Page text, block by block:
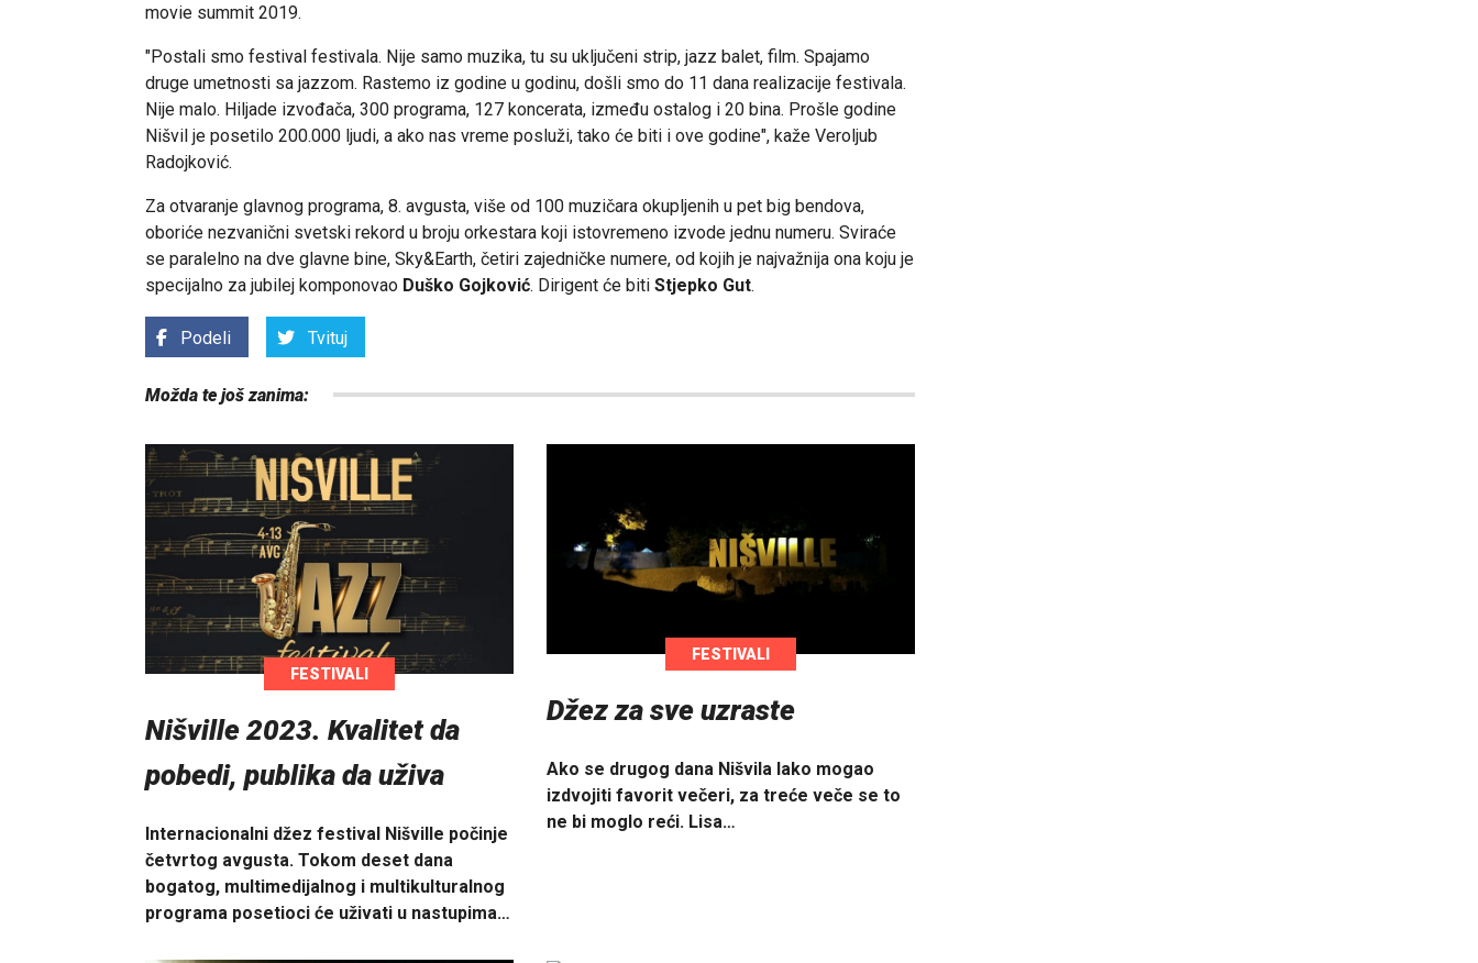
movie summit 2019.
"Postali smo festival festivala. Nije samo muzika, tu su uključeni strip, jazz balet, film. Spajamo
druge umetnosti sa jazzom. Rastemo iz godine u godinu, došli smo do 11 dana realizacije festivala.
Nije malo. Hiljade izvođača, 300 programa, 127 koncerata, između ostalog i 20 bina. Prošle godine
Nišvil je posetilo 200.000 ljudi, a ako nas vreme posluži, tako će biti i ove godine", kaže Veroljub
Radojković.
Za otvaranje glavnog programa, 8. avgusta, više od 100 muzičara okupljenih u pet big bendova,
oboriće nezvanični svetski rekord u broju orkestara koji istovremeno izvode jednu numeru. Sviraće
se paralelno na dve glavne bine, Sky&Earth, četiri zajedničke numere, od kojih je najvažnija ona koju je
specijalno za jubilej komponovao Duško Gojković. Dirigent će biti Stjepko Gut.
Podeli Tvituj
Možda te još zanima:
FESTIVALI
Nišville 2023. Kvalitet da
pobedi, publika da uživa
Internacionalni džez festival Nišville počinje
četvrtog avgusta. Tokom deset dana
bogatog, multimedijalnog i multikulturalnog
programa posetioci će uživati u nastupima…
FESTIVALI
Džez za sve uzraste
Ako se drugog dana Nišvila lako mogao
izdvojiti favorit večeri, za treće veče se to
ne bi moglo reći. Lisa…